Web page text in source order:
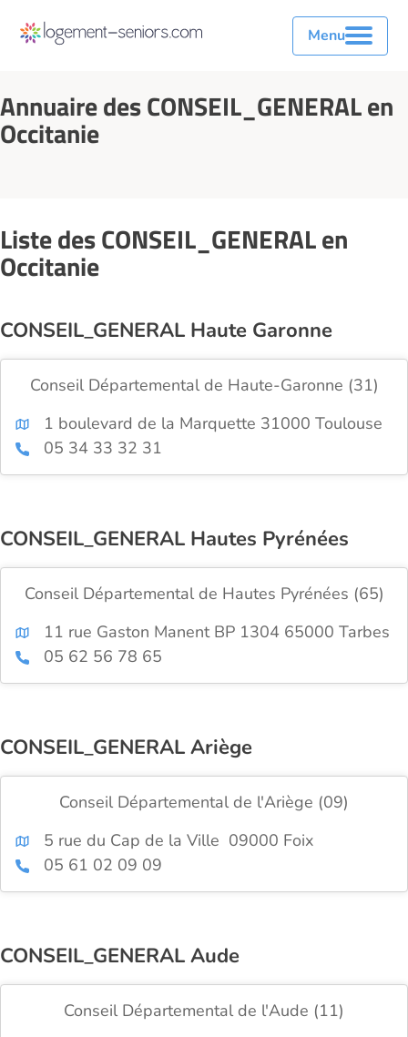
Menu
Annuaire des CONSEIL_GENERAL en
Occitanie
Liste des CONSEIL_GENERAL en
Occitanie
CONSEIL_GENERAL Haute Garonne
Conseil Départemental de Haute-Garonne (31)
1 boulevard de la Marquette 31000 Toulouse
05 34 33 32 31
CONSEIL_GENERAL Hautes Pyrénées
Conseil Départemental de Hautes Pyrénées (65)
11 rue Gaston Manent BP 1304 65000 Tarbes
05 62 56 78 65
CONSEIL_GENERAL Ariège
Conseil Départemental de l'Ariège (09)
5 rue du Cap de la Ville 09000 Foix
05 61 02 09 09
CONSEIL_GENERAL Aude
Conseil Départemental de l'Aude (11)